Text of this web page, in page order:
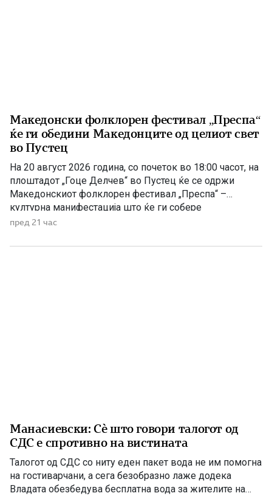
Македонски фолклорен фестивал „Преспа“
ќе ги обедини Македонците од целиот свет
во Пустец
На 20 август 2026 година, со почеток во 18:00 часот, на
плоштадот „Гоце Делчев“ во Пустец ќе се одржи
Македонскиот фолклорен фестивал „Преспа“ –
културна манифестација што ќе ги собере
Македонците од Македонија, Албанија и дијаспората во
Фестивалот ќе биде можност за промоција на богатото
пред 21 час
Манасиевски: Сè што говори талогот од
СДС е спротивно на вистината
Талогот од СДС со ниту еден пакет вода не им помогна
на гостиварчани, а сега безобразно лаже додека
Владата обезбедува бесплатна вода за жителите на